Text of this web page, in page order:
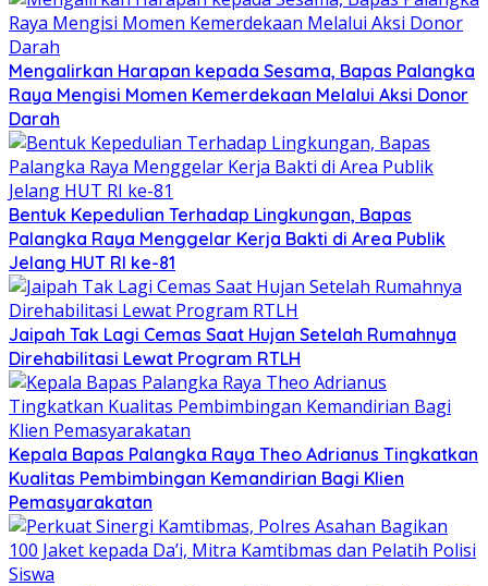
Mengalirkan Harapan kepada Sesama, Bapas Palangka
Raya Mengisi Momen Kemerdekaan Melalui Aksi Donor
Darah
Bentuk Kepedulian Terhadap Lingkungan, Bapas
Palangka Raya Menggelar Kerja Bakti di Area Publik
Jelang HUT RI ke-81
Jaipah Tak Lagi Cemas Saat Hujan Setelah Rumahnya
Direhabilitasi Lewat Program RTLH
Kepala Bapas Palangka Raya Theo Adrianus Tingkatkan
Kualitas Pembimbingan Kemandirian Bagi Klien
Pemasyarakatan